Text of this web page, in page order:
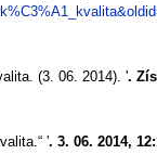
(3. 06. 2014). '.
'. 3. 06. 2014,